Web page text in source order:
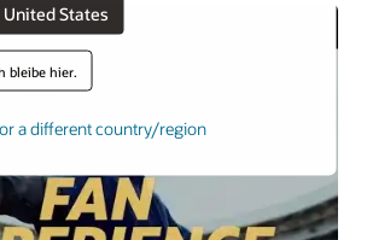
Visit Oracle United States
bleibe hier.
a different country/region